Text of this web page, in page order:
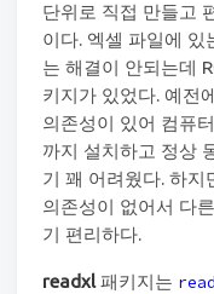
단위로 직접 만들고
이다. 엑셀 파일에 있
는 해결이 안되는데
키지가 있었다. 예전
의존성이 있어 컴퓨
까지 설치하고 정상
기 꽤 어려웠다. 하지
의존성이 없어서 다
기 편리하다.
readxl패키지는